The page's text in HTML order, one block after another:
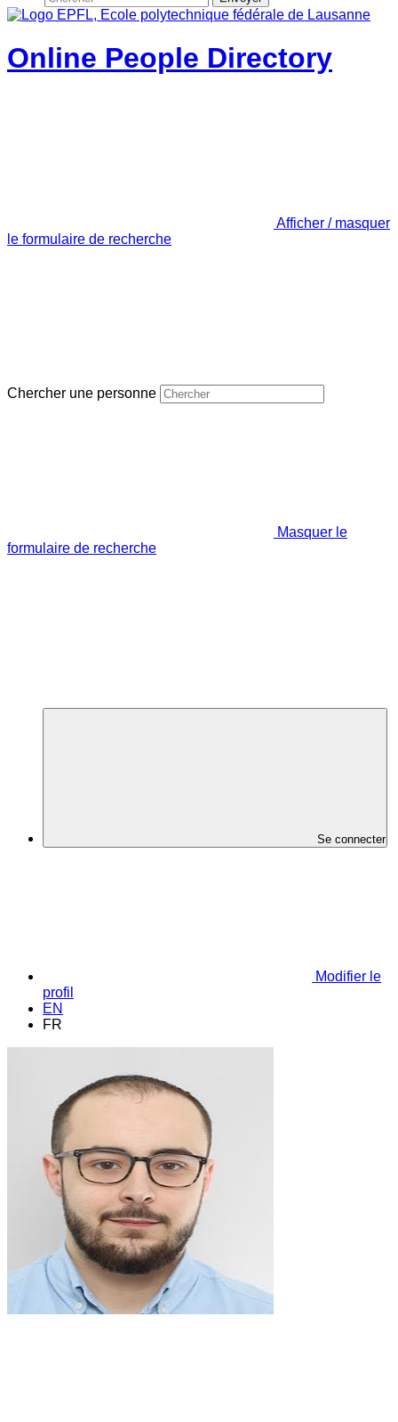
Online People Directory
Afficher / masquer
le formulaire de recherche
Chercher une personne
Masquer le
formulaire de recherche
Se connecter
Modifier le
profil
EN
FR